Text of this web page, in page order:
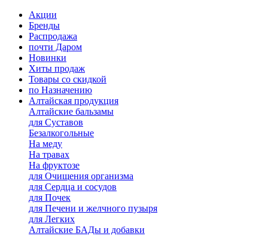
Акции
Бренды
Распродажа
почти Даром
Новинки
Хиты продаж
Товары со скидкой
по Назначению
Алтайская продукция
Алтайские бальзамы
для Суставов
Безалкогольные
На меду
На травах
На фруктозе
для Очищения организма
для Сердца и сосудов
для Почек
для Печени и желчного пузыря
для Легких
Алтайские БАДы и добавки